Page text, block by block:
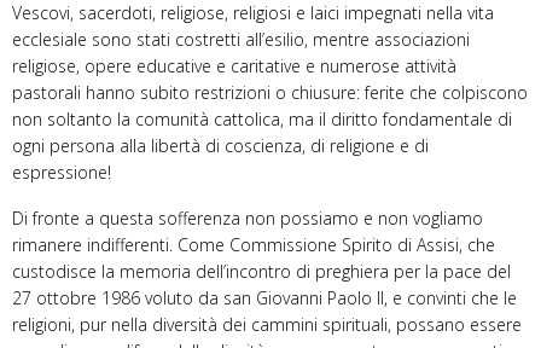
Vescovi, sacerdoti, religiose, religiosi e laici impegnati nella vita
ecclesiale sono stati costretti all’esilio, mentre associazioni
religiose, opere educative e caritative e numerose attività
pastorali hanno subito restrizioni o chiusure: ferite che colpiscono
non soltanto la comunità cattolica, ma il diritto fondamentale di
ogni persona alla libertà di coscienza, di religione e di
espressione!
Di fronte a questa sofferenza non possiamo e non vogliamo
rimanere indifferenti. Come Commissione Spirito di Assisi, che
custodisce la memoria dell’incontro di preghiera per la pace del
27 ottobre 1986 voluto da san Giovanni Paolo II, e convinti che le
religioni, pur nella diversità dei cammini spirituali, possano essere